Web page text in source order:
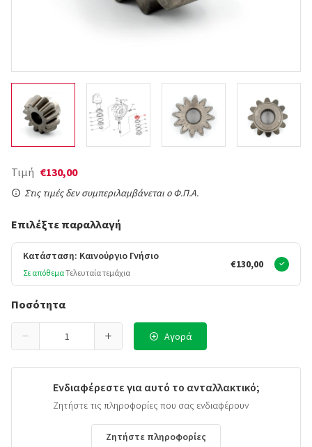
Τιμή €130,00
Στις τιμές δεν συμπεριλαμβάνεται ο Φ.Π.Α.
Επιλέξτε παραλλαγή
Κατάσταση: Καινούργιο Γνήσιο
Σε απόθεμαΤελευταία τεμάχια
€130,00
Ποσότητα
Αγορά
Ενδιαφέρεστε για αυτό το ανταλλακτικό;
Ζητήστε τις πληροφορίες που σας ενδιαφέρουν
Ζητήστε πληροφορίες